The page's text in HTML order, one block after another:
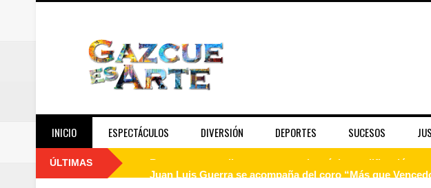
INICIO ESPECTÁCULOS DIVERSIÓN DEPORTES SUCESOS
ÚLTIMAS Juan Luis Guerra se acompaña del coro “Más que